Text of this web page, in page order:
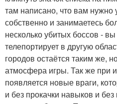
там написано, что вам нужно
собственно и занимаетесь
несколько убитых боссов -
телепортирует в другую
городов остаётся таким же,
атмосфера игры. Так же при
появляется новые враги,
и без прокачки навыков и без